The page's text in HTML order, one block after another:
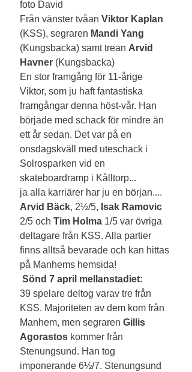
foto David
Från vänster tvåan Viktor Kaplan
(KSS), segraren Mandi Yang
(Kungsbacka) samt trean Arvid
Havner (Kungsbacka)
En stor framgång för 11-årige
Viktor, som ju haft fantastiska
framgångar denna höst-vår. Han
började med schack för mindre än
ett år sedan. Det var på en
onsdagskväll med uteschack i
Solrosparken vid en
skateboardramp i Kålltorp...
ja alla karriärer har ju en början....
Arvid Bäck, 2½/5, Isak Ramovic
2/5 och Tim Holma 1/5 var övriga
deltagare från KSS. Alla partier
finns alltså bevarade och kan hittas
på Manhems hemsida!
Sönd 7 april mellanstadiet:
39 spelare deltog varav tre från
KSS. Majoriteten av dem kom från
Manhem, men segraren Gillis
Agorastos kommer från
Stenungsund. Han tog
imponerande 6½/7. Stenungsund